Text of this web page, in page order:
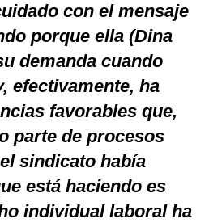
con el mensaje
porque ella (Dina
demanda cuando
efectivamente, ha
favorables que,
parte de procesos
sindicato había
está haciendo es
individual laboral ha